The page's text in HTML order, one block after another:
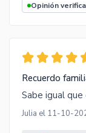
Opinión
Recuerdo
Sabe igual
Julia el 11-10-